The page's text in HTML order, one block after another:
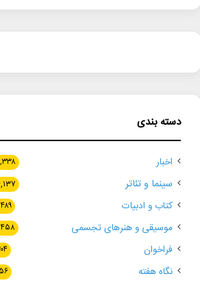
دسته بندی
اخبار
سینما و تئاتر
کتاب و ادبیات
موسیقی و هنرهای تجسمی
فراخوان
نگاه هفته